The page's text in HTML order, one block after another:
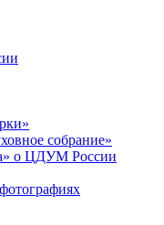
собрание»
о ЦДУМ России